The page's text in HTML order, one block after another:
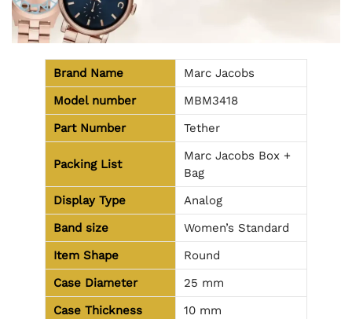
Brand Name
Marc Jacobs
Model number
MBM3418
Part Number
Tether
Packing List
Marc Jacobs Box +
Bag
Display Type
Analog
Band size
Women’s Standard
Item Shape
Round
Case Diameter
25 mm
Case Thickness
10 mm